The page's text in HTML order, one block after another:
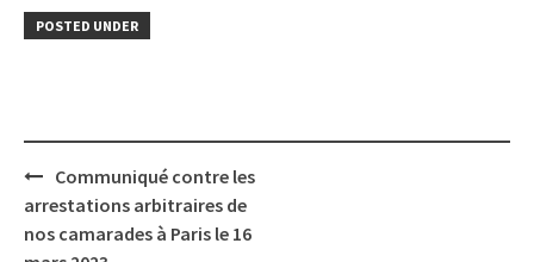
POSTED UNDER
Post
navigation
Communiqué contre les
arrestations arbitraires de
nos camarades à Paris le 16